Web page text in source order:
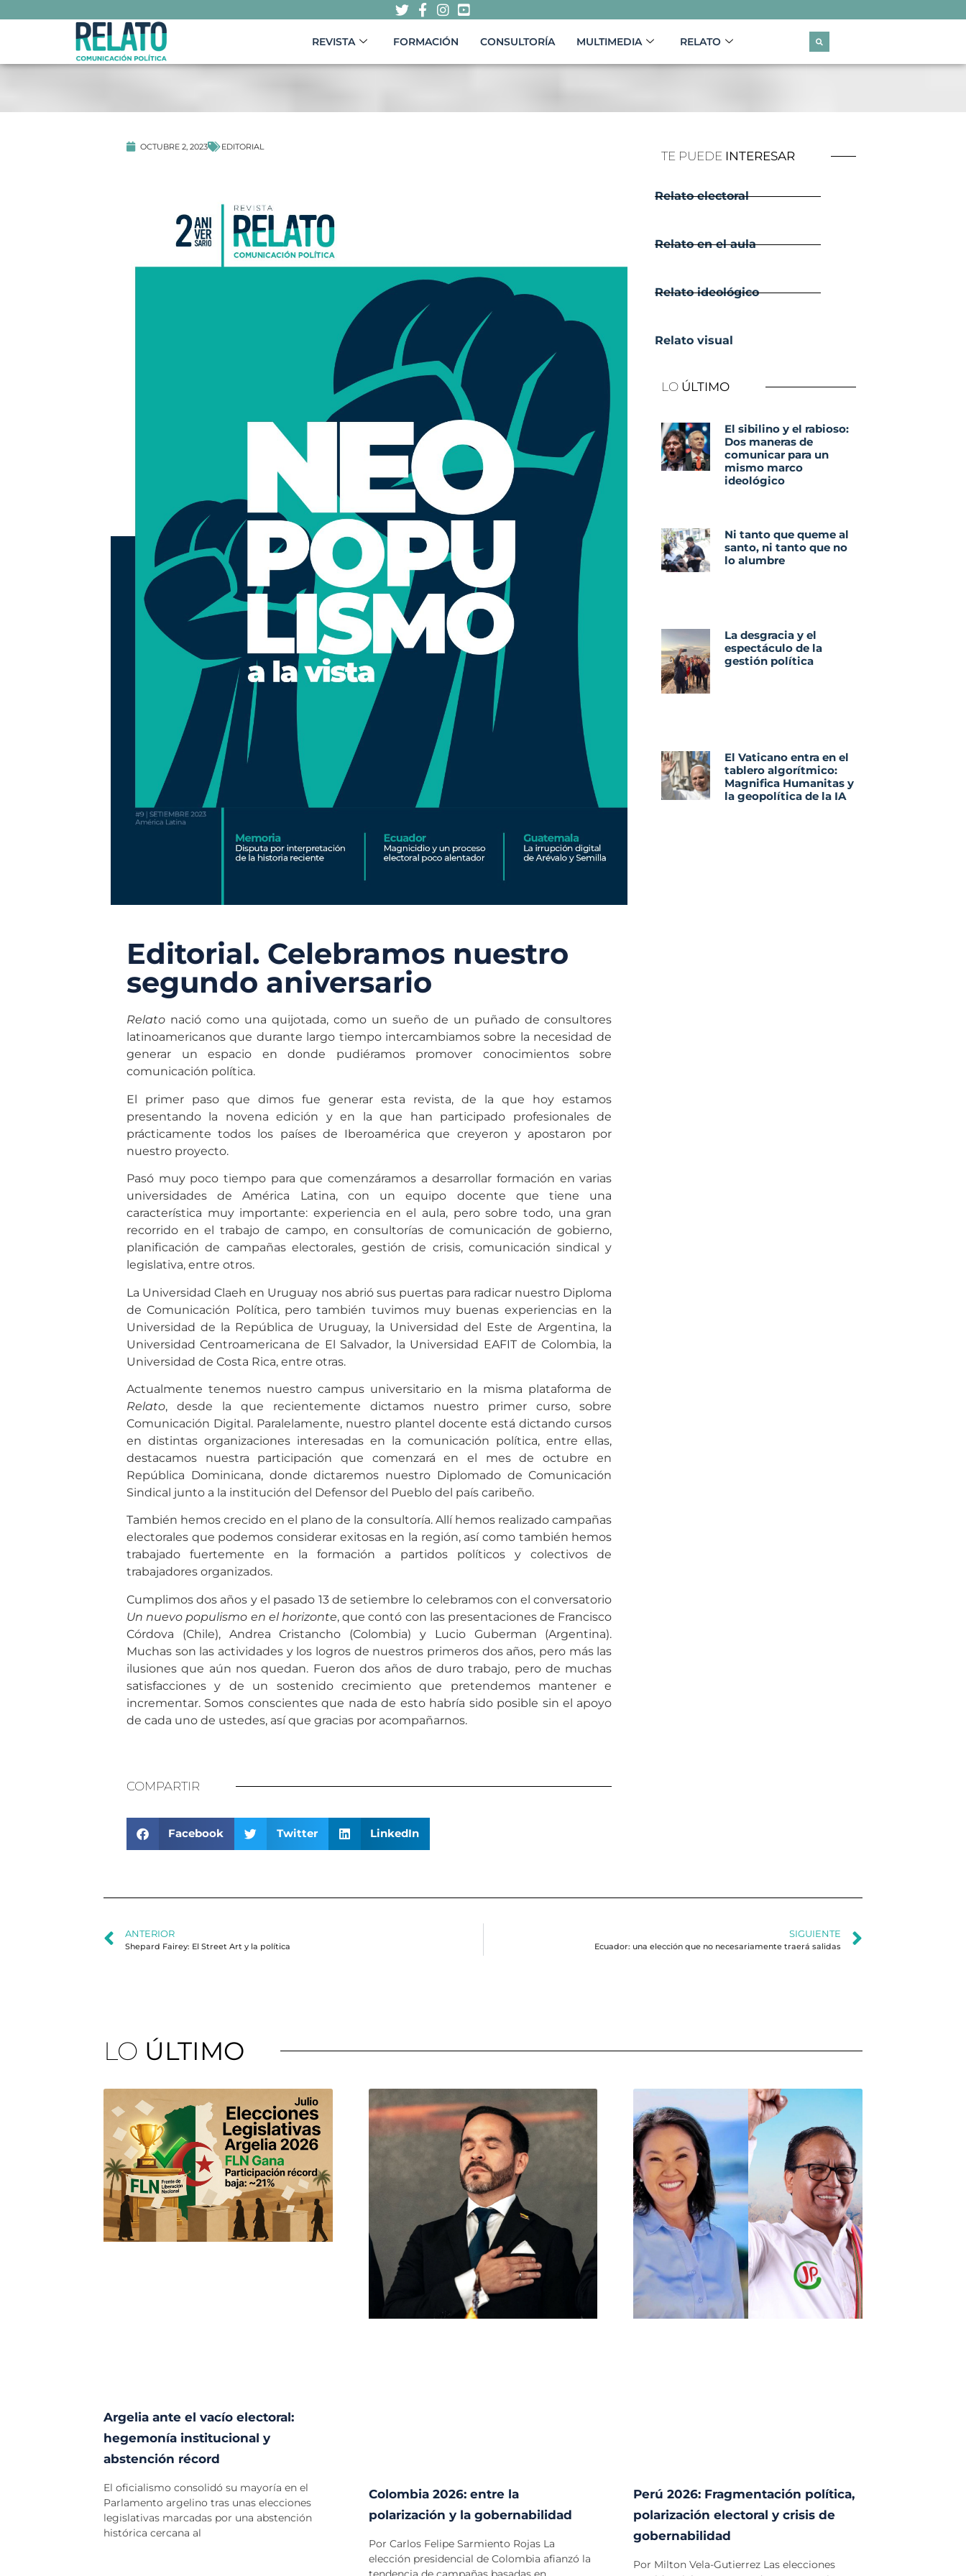
REVISTA FORMACIÓN CONSULTORÍA MULTIMEDIA RELATO
OCTUBRE 2, 2023 EDITORIAL
Editorial. Celebramos nuestro
segundo aniversario
Relatonació como una quijotada, como un sueño de un puñado de consultores
latinoamericanos que durante largo tiempo intercambiamos sobre la necesidad de
generar un espacio en donde pudiéramos promover conocimientos sobre
comunicación política.
El primer paso que dimos fue generar esta revista, de la que hoy estamos
presentando la novena edición y en la que han participado profesionales de
prácticamente todos los países de Iberoamérica que creyeron y apostaron por
nuestro proyecto.
Pasó muy poco tiempo para que comenzáramos a desarrollar formación en varias
universidades de América Latina, con un equipo docente que tiene una
característica muy importante: experiencia en el aula, pero sobre todo, una gran
recorrido en el trabajo de campo, en consultorías de comunicación de gobierno,
planificación de campañas electorales, gestión de crisis, comunicación sindical y
legislativa, entre otros.
La Universidad Claeh en Uruguay nos abrió sus puertas para radicar nuestro Diploma
de Comunicación Política, pero también tuvimos muy buenas experiencias en la
Universidad de la República de Uruguay, la Universidad del Este de Argentina, la
Universidad Centroamericana de El Salvador, la Universidad EAFIT de Colombia, la
Universidad de Costa Rica, entre otras.
Actualmente tenemos nuestro campus universitario en la misma plataforma de
Relato, desde la que recientemente dictamos nuestro primer curso, sobre
Comunicación Digital. Paralelamente, nuestro plantel docente está dictando cursos
en distintas organizaciones interesadas en la comunicación política, entre ellas,
destacamos nuestra participación que comenzará en el mes de octubre en
República Dominicana, donde dictaremos nuestro Diplomado de Comunicación
Sindical junto a la institución del Defensor del Pueblo del país caribeño.
También hemos crecido en el plano de la consultoría. Allí hemos realizado campañas
electorales que podemos considerar exitosas en la región, así como también hemos
trabajado fuertemente en la formación a partidos políticos y colectivos de
trabajadores organizados.
Cumplimos dos años y el pasado 13 de setiembre lo celebramos con el conversatorio
Un nuevo populismo en el horizonte, que contó con las presentaciones de Francisco
Córdova (Chile), Andrea Cristancho (Colombia) y Lucio Guberman (Argentina).
Muchas son las actividades y los logros de nuestros primeros dos años, pero más las
ilusiones que aún nos quedan. Fueron dos años de duro trabajo, pero de muchas
satisfacciones y de un sostenido crecimiento que pretendemos mantener e
incrementar. Somos conscientes que nada de esto habría sido posible sin el apoyo
de cada uno de ustedes, así que gracias por acompañarnos.
COMPARTIR
Facebook Twitter LinkedIn
TE PUEDE INTERESAR
Relato electoral
Relato en el aula
Relato ideológico
Relato visual
LO ÚLTIMO
El sibilino y el rabioso:
Dos maneras de
comunicar para un
mismo marco
ideológico
Ni tanto que queme al
santo, ni tanto que no
lo alumbre
La desgracia y el
espectáculo de la
gestión política
El Vaticano entra en el
tablero algorítmico:
Magnifica Humanitas y
la geopolítica de la IA
ANTERIOR
Shepard Fairey: El Street Art y la política
SIGUIENTE
Ecuador: una elección que no necesariamente traerá salidas
LO ÚLTIMO
Argelia ante el vacío electoral:
hegemonía institucional y
abstención récord
El oficialismo consolidó su mayoría en el
Parlamento argelino tras unas elecciones
legislativas marcadas por una abstención
histórica cercana al
Colombia 2026: entre la
polarización y la gobernabilidad
Por Carlos Felipe Sarmiento Rojas La
elección presidencial de Colombia afianzó la
Perú 2026: Fragmentación política,
polarización electoral y crisis de
gobernabilidad
Por Milton Vela-Gutierrez Las elecciones